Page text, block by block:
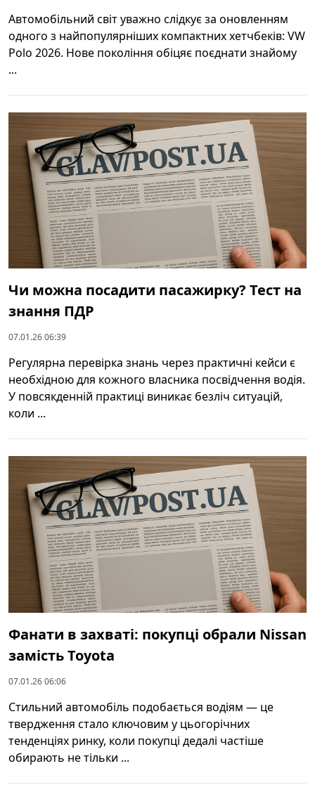
Автомобільний світ уважно слідкує за оновленням
одного з найпопулярніших компактних хетчбеків: VW
Polo 2026. Нове покоління обіцяє поєднати знайому
...
Чи можна посадити пасажирку? Тест на
знання ПДР
07.01.26 06:39
Регулярна перевірка знань через практичні кейси є
необхідною для кожного власника посвідчення водія.
У повсякденній практиці виникає безліч ситуацій,
коли ...
Фанати в захваті: покупці обрали Nissan
замість Toyota
07.01.26 06:06
Стильний автомобіль подобається водіям — це
твердження стало ключовим у цьогорічних
тенденціях ринку, коли покупці дедалі частіше
обирають не тільки ...